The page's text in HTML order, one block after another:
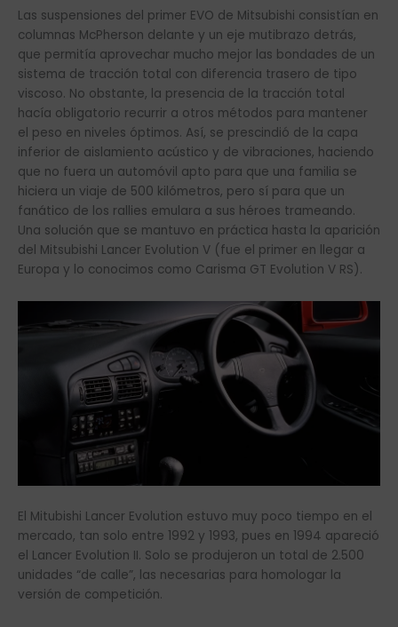
Las suspensiones del primer EVO de Mitsubishi consistían en
columnas McPherson delante y un eje mutibrazo detrás,
que permitía aprovechar mucho mejor las bondades de un
sistema de tracción total con diferencia trasero de tipo
viscoso. No obstante, la presencia de la tracción total
hacía obligatorio recurrir a otros métodos para mantener
el peso en niveles óptimos. Así, se prescindió de la capa
inferior de aislamiento acústico y de vibraciones, haciendo
que no fuera un automóvil apto para que una familia se
hiciera un viaje de 500 kilómetros, pero sí para que un
fanático de los rallies emulara a sus héroes trameando.
Una solución que se mantuvo en práctica hasta la aparición
del Mitsubishi Lancer Evolution V (fue el primer en llegar a
Europa y lo conocimos como Carisma GT Evolution V RS).
El Mitubishi Lancer Evolution estuvo muy poco tiempo en el
mercado, tan solo entre 1992 y 1993, pues en 1994 apareció
el Lancer Evolution II. Solo se produjeron un total de 2.500
unidades “de calle”, las necesarias para homologar la
versión de competición.